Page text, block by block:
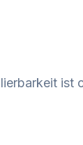
ist